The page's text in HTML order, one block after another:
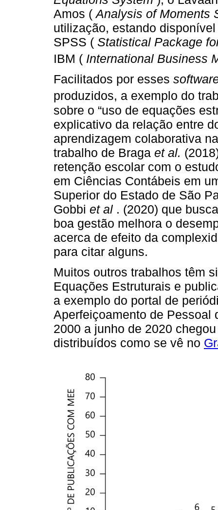
Amos (Analysis of Moments
utilização, estando
SPSS ( Statistical Package
IBM ( International Business
Facilitados por esses
produzidos, a exemplo do
sobre o “uso de equações
explicativo da relação entre
aprendizagem colaborativa
trabalho de Braga et al.
retenção escolar com o
em Ciências Contábeis em
Superior do Estado de São
Gobbi et al . (2020) que
boa gestão melhora o
acerca de efeito da
para citar alguns.
Muitos outros trabalhos têm
Equações Estruturais e
a exemplo do portal de
Aperfeiçoamento de Pessoal
2000 a junho de 2020
distribuídos como se vê no